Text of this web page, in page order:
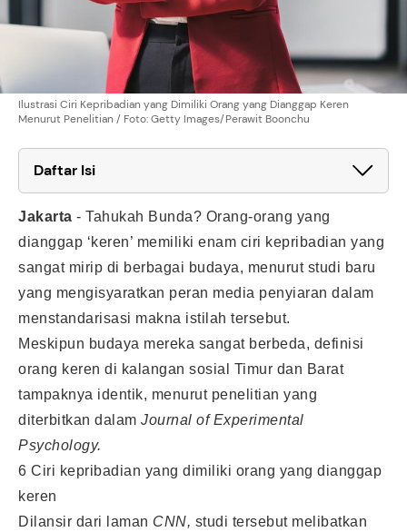
Ilustrasi Ciri Kepribadian yang Dimiliki Orang yang Dianggap Keren
Menurut Penelitian / Foto: Getty Images/Perawit Boonchu
Daftar Isi
Jakarta - Tahukah Bunda? Orang-orang yang
dianggap ‘keren’ memiliki enam ciri kepribadian yang
sangat mirip di berbagai budaya, menurut studi baru
yang mengisyaratkan peran media penyiaran dalam
menstandarisasi makna istilah tersebut.
Meskipun budaya mereka sangat berbeda, definisi
orang keren di kalangan sosial Timur dan Barat
tampaknya identik, menurut penelitian yang
diterbitkan dalam Journal of Experimental
Psychology.
6 Ciri kepribadian yang dimiliki orang yang dianggap
keren
Dilansir dari laman CNN, studi tersebut melibatkan